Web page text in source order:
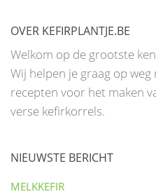
OVER KEFIRPLANTJE.BE
Welkom op de grootste
Wij helpen je graag op
recepten voor het maken
verse kefirkorrels.
NIEUWSTE BERICHT
MELKKEFIR